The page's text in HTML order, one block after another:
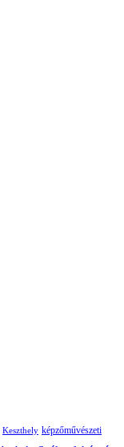
Keszthely képzőművészeti